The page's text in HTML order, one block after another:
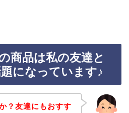
商品は私の友達と
になっています♪
？友達にもおすす